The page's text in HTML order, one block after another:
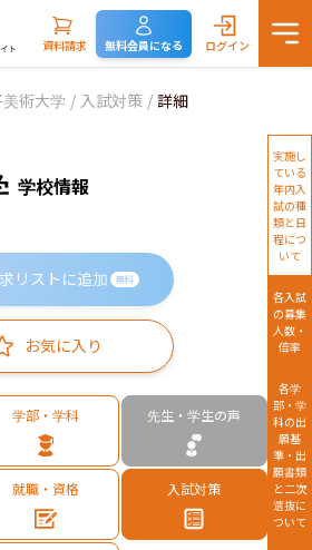
資料請求 無料会員になる ログイン
術大学 / 入試対策 / 詳細
学校情報
リストに追加 無料
お気に入り
学部・学科 先生・学生の声
就職・資格 入試対策
実施し
ている
年内入
試の種
類と日
程につ
いて
各入試
の募集
人数・
倍率
各学
部・学
科の出
願基
準・出
願書類
と二次
選抜に
ついて